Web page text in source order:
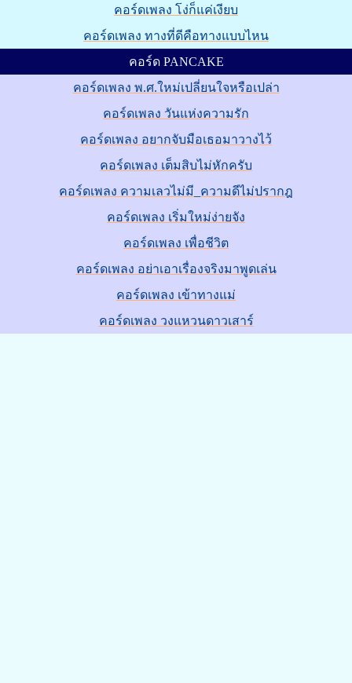
คอร์ดเพลง โง่ก็แค่เงียบ
คอร์ดเพลง ทางที่ดีคือทางแบบไหน
คอร์ด PANCAKE
คอร์ดเพลง พ.ศ.ใหม่เปลี่ยนใจหรือเปล่า
คอร์ดเพลง วันแห่งความรัก
คอร์ดเพลง อยากจับมือเธอมาวางไว้
คอร์ดเพลง เต็มสิบไม่หักครับ
คอร์ดเพลง ความเลวไม่มี_ความดีไม่ปรากฎ
คอร์ดเพลง เริ่มใหม่ง่ายจัง
คอร์ดเพลง เพื่อชีวิต
คอร์ดเพลง อย่าเอาเรื่องจริงมาพูดเล่น
คอร์ดเพลง เข้าทางแม่
คอร์ดเพลง วงแหวนดาวเสาร์